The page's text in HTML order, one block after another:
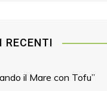
RECENTI
il Mare con Tofu”